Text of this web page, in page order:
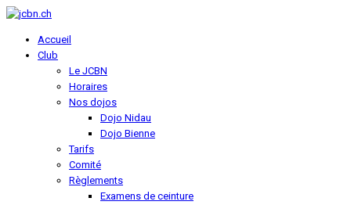
Accueil
Club
Le JCBN
Horaires
Nos dojos
Dojo Nidau
Dojo Bienne
Tarifs
Comité
Règlements
Examens de ceinture